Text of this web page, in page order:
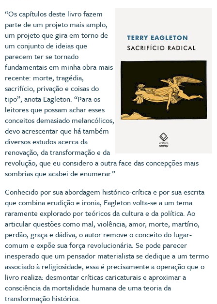
“Os capítulos deste livro fazem
parte de um projeto mais amplo,
um projeto que gira em torno de
um conjunto de ideias que
parecem ter se tornado
fundamentais em minha obra mais
recente: morte, tragédia,
sacrifício, privação e coisas do
tipo”, anota Eagleton. “Para os
leitores que possam achar esses
conceitos demasiado melancólicos,
devo acrescentar que há também
diversos estudos acerca da
renovação, da transformação e da
revolução, que eu considero a outra face das concepções mais
sombrias que acabei de enumerar.”
Conhecido por sua abordagem histórico-crítica e por sua escrita
que combina erudição e ironia, Eagleton volta-se a um tema
raramente explorado por teóricos da cultura e da política. Ao
articular questões como mal, violência, amor, morte, martírio,
perdão, graça e dádiva, o autor remove o conceito do lugar-
comum e expõe sua força revolucionária. Se pode parecer
inesperado que um pensador materialista se dedique a um termo
associado à religiosidade, essa é precisamente a operação que o
livro realiza: desmontar críticas caricaturais e aproximar a
consciência da mortalidade humana de uma teoria da
transformação histórica.